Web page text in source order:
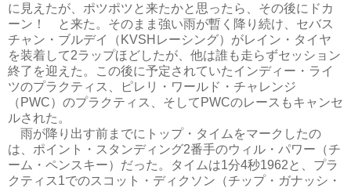
に見えたが、ポツポツと来たかと思ったら、その後にドカ
ーン！ と来た。そのまま強い雨が暫く降り続け、セバス
チャン・ブルデイ（KVSHレーシング）がレイン・タイヤ
を装着して2ラップほどしたが、他は誰も走らずセッション
終了を迎えた。この後に予定されていたインディー・ライ
ツのプラクティス、ピレリ・ワールド・チャレンジ
（PWC）のプラクティス、そしてPWCのレースもキャンセ
ルされた。
雨が降り出す前までにトップ・タイムをマークしたの
は、ポイント・スタンディング2番手のウィル・パワー（チ
ーム・ペンスキー）だった。タイムは1分4秒1962と、プラ
クティス1でのスコット・ディクソン（チップ・ガナッシ・